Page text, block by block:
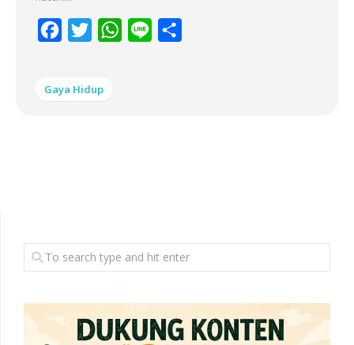
Facebook
Twitter WhatsApp
Line
Gaya Hidup